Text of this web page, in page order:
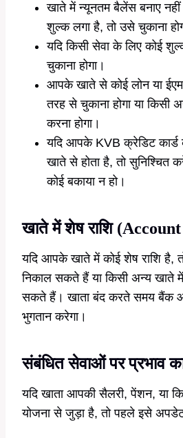
खाते में न्यूनतम बैलेंस बनाए
शुल्क लगा है, तो उसे चुकाना
यदि किसी सेवा के लिए कोई
चुकाना होगा।
आपके खाते से कोई लोन या
तरह से चुकाना होगा या किसी
करना होगा।
यदि आपके KVB क्रेडिट
खाते से होता है, तो सुनिश्चित
कोई बकाया न हो।
खाते में शेष राशि
यदि आपके खाते में कोई शेष राशि
निकाल सकते हैं या किसी अन्य खाते में
सकते हैं। खाता बंद करते समय बैंक
भुगतान करेगा।
संबंधित सेवाओं पर प्रभाव
यदि खाता आपकी सैलरी, पेंशन, या
योजना से जुड़ा है, तो पहले इसे